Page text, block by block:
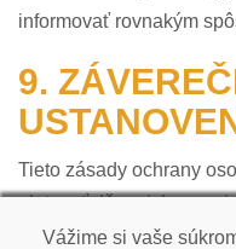
informovať rovnakým
9.
Tieto zásady ochrany
platnosť dňom ich
zásady zmeniť, ak dôjde
Vážime si vaše